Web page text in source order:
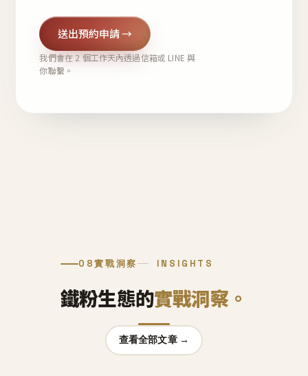
送出預約申請 →
我們會在 2 個工作天內透過信箱或 LINE 與
你聯繫。
08實戰洞察 INSIGHTS
鐵粉生態的實戰洞察。
查看全部文章 →